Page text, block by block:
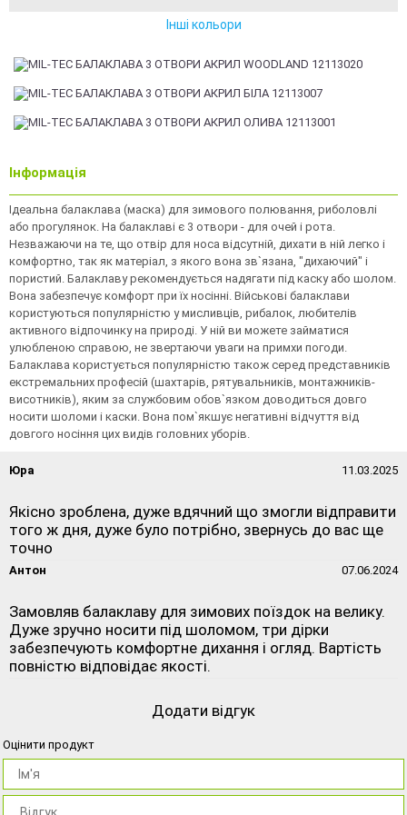
Інші кольори
Інформація
Ідеальна балаклава (маска) для зимового полювання, риболовлі
або прогулянок. На балаклаві є 3 отвори - для очей і рота.
Незважаючи на те, що отвір для носа відсутній, дихати в ній легко і
комфортно, так як матеріал, з якого вона зв`язана, "дихаючий" і
пористий. Балаклаву рекомендується надягати під каску або шолом.
Вона забезпечує комфорт при їх носінні. Військові балаклави
користуються популярністю у мисливців, рибалок, любителів
активного відпочинку на природі. У ній ви можете займатися
улюбленою справою, не звертаючи уваги на примхи погоди.
Балаклава користується популярністю також серед представників
екстремальних професій (шахтарів, рятувальників, монтажників-
висотників), яким за службовим обов`язком доводиться довго
носити шоломи і каски. Вона пом`якшує негативні відчуття від
довгого носіння цих видів головних уборів.
Юра 11.03.2025
Якісно зроблена, дуже вдячний що змогли відправити
того ж дня, дуже було потрібно, звернусь до вас ще
точно
Антон 07.06.2024
Замовляв балаклаву для зимових поїздок на велику.
Дуже зручно носити під шоломом, три дірки
забезпечують комфортне дихання і огляд. Вартість
повністю відповідає якості.
Додати відгук
Оцінити продукт